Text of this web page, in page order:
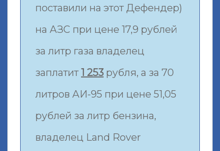
поставили на этот Дефендер)
на АЗС при цене 17,9 рублей
за литр газа владелец
заплатит 1 253 рубля, а за 70
литров АИ-95 при цене 51,05
рублей за литр бензина,
владелец Land Rover